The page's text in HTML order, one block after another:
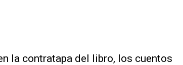
la contratapa del libro, los cuentos